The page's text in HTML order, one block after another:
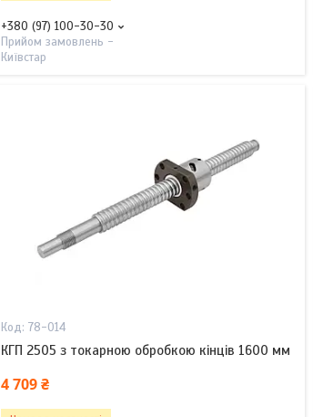
+380 (97) 100-30-30
Прийом замовлень -
Київстар
78-014
КГП 2505 з токарною обробкою кінців 1600 мм
4 709 ₴